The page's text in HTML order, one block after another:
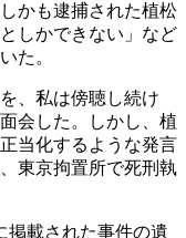
かも逮捕された植松
しかできない」など
た。
、私は傍聴し続け
会した。しかし、植
当化するような発言
東京拘置所で死刑執
載された事件の遺